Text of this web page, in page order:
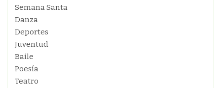
Semana Santa
Danza
Deportes
Juventud
Baile
Poesía
Teatro